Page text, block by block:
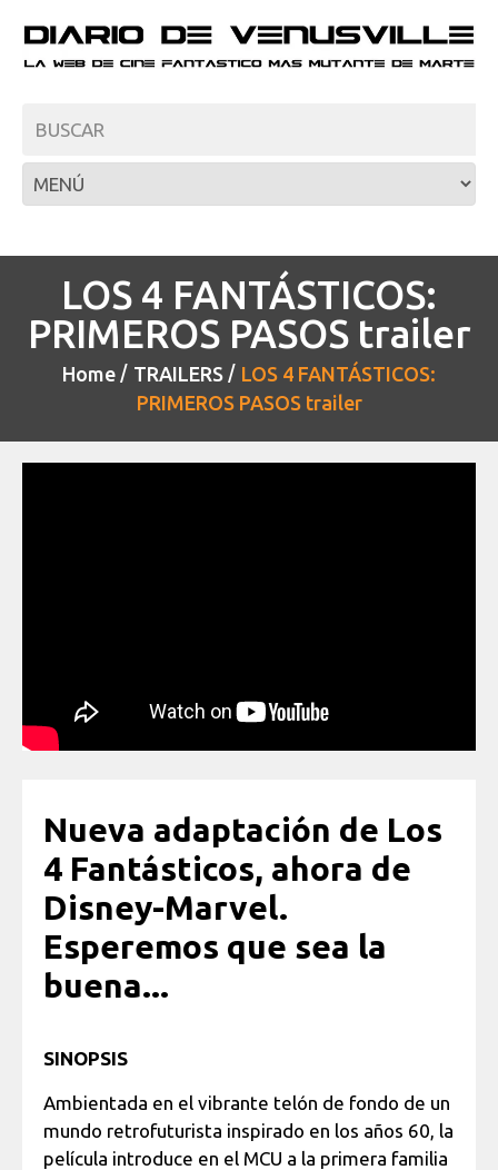
LOS 4 FANTÁSTICOS:
PRIMEROS PASOS trailer
Home TRAILERS
LOS 4 FANTÁSTICOS:
PRIMEROS PASOS trailer
Nueva adaptación de Los
4 Fantásticos, ahora de
Disney-Marvel.
Esperemos que sea la
buena...
SINOPSIS
Ambientada en el vibrante telón de fondo de un
mundo retrofuturista inspirado en los años 60, la
película introduce en el MCU a la primera familia